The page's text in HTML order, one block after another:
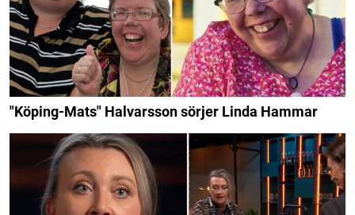
"Köping-Mats" Halvarsson sörjer Linda Hammar